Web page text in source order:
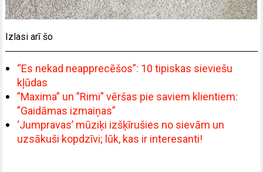
Izlasi arī šo
“Es nekad neapprecēšos”: 10 tipiskas sieviešu
kļūdas
”Maxima” un ”Rimi” vēršas pie saviem klientiem:
”Gaidāmas izmaiņas”
‘Jumpravas’ mūziķi izšķīrušies no sievām un
uzsākuši kopdzīvi; lūk, kas ir interesanti!